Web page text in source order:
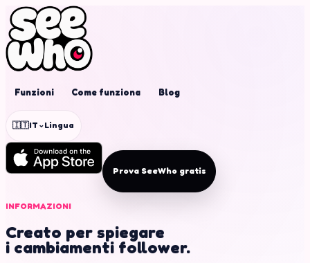
Funzioni Come funziona Blog
🇮🇹IT ⌄Lingua
Prova SeeWho gratis
INFORMAZIONI
Creato per spiegare
i cambiamenti follower.